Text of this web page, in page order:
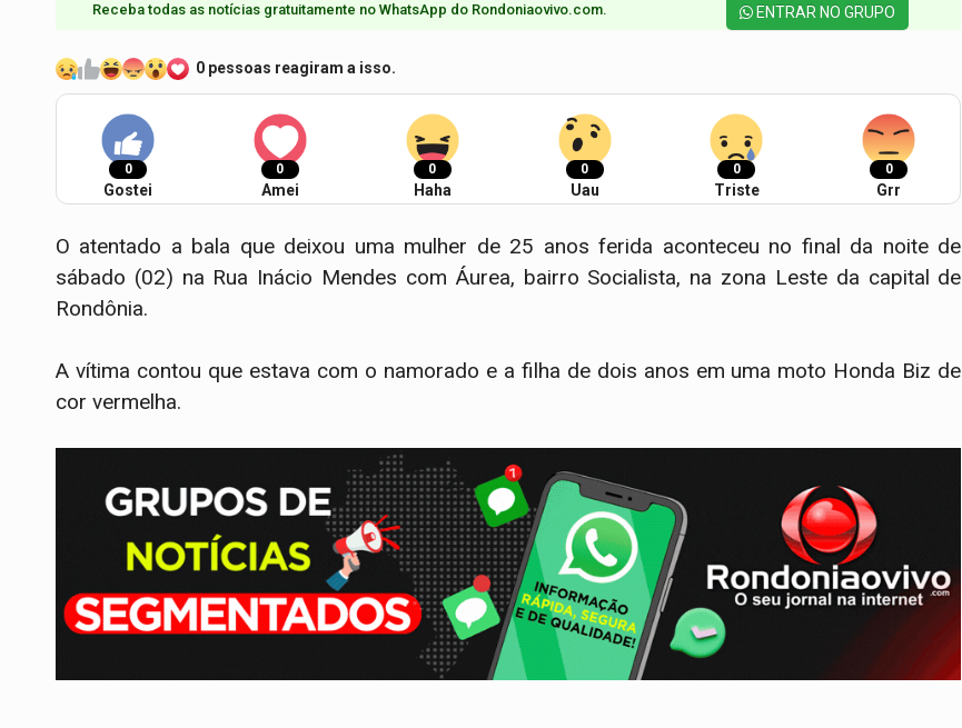
Receba todas as notícias gratuitamente no WhatsApp do Rondoniaovivo.com.​ ENTRAR NO GRUPO
0 pessoas reagiram a isso.
0
Gostei
0
Amei
0
Haha
0
Uau
0
Triste
0
Grr
O atentado a bala que deixou uma mulher de 25 anos ferida aconteceu no final da noite de
sábado (02) na Rua Inácio Mendes com Áurea, bairro Socialista, na zona Leste da capital de
Rondônia.
A vítima contou que estava com o namorado e a filha de dois anos em uma moto Honda Biz de
cor vermelha.